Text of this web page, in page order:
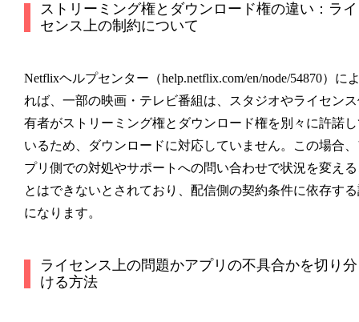
ストリーミング権とダウンロード権の違い：ライ
センス上の制約について
Netflixヘルプセンター（help.netflix.com/en/node/54870）に
れば、一部の映画・テレビ番組は、スタジオやライセン
有者がストリーミング権とダウンロード権を別々に許諾
いるため、ダウンロードに対応していません。この場合
プリ側での対処やサポートへの問い合わせで状況を変え
とはできないとされており、配信側の契約条件に依存す
になります。
ライセンス上の問題かアプリの不具合かを切り分
ける方法